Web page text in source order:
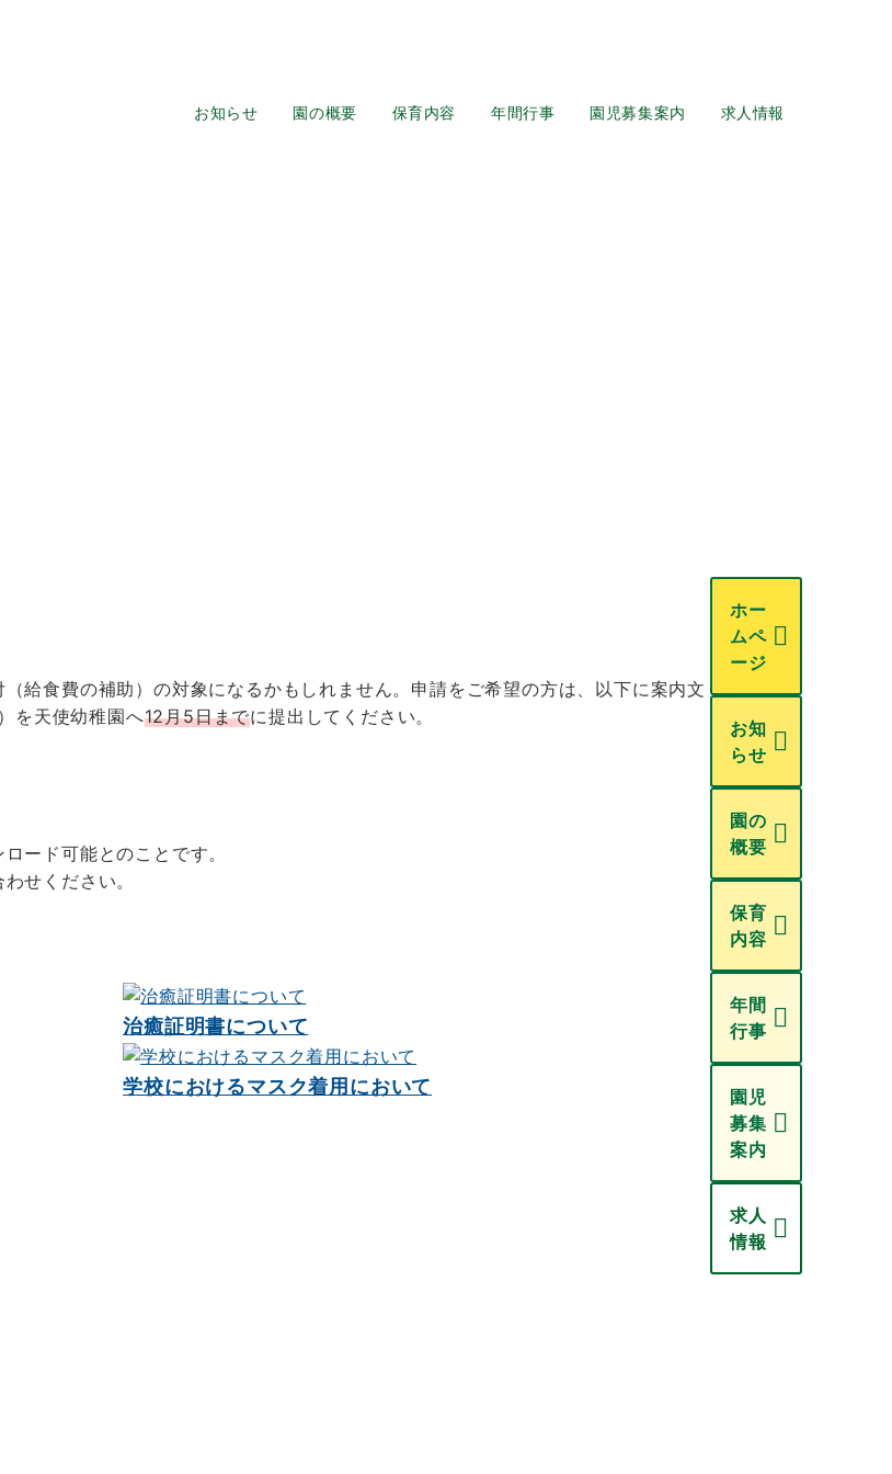
お知らせ 園の概要 保育内容 年間行事 園児募集案内 求人情報
給食費の補助）の対象になるかもしれません。申請をご希望の方は、以下に案内文
を天使幼稚園へ12月5日までに提出してください。
ード可能とのことです。
せください。
治癒証明書について
学校におけるマスク着用において
ホー
ムペ
ージ
お知
らせ
園の
概要
保育
内容
年間
行事
園児
募集
案内
求人
情報